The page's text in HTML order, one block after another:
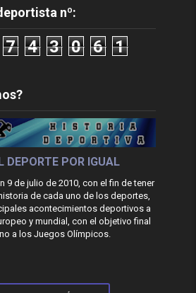
nº:
7 4 3 0 6 1
DEPORTE POR IGUAL
9 de julio de 2010, con el fin de tener
de cada uno de los deportes,
acontecimientos deportivos a
y mundial, con el objetivo final
a los Juegos Olímpicos.